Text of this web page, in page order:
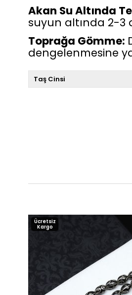
Akan Su Altında
suyun altında 2-3
Toprağa Gömme:
dengelenmesine
Taş Cinsi
Ücretsiz
Kargo